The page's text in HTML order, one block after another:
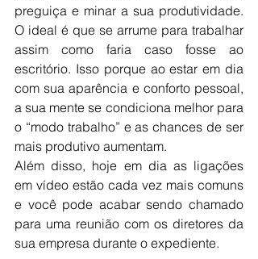
preguiça e minar a sua produtividade.
O ideal é que se arrume para trabalhar
assim como faria caso fosse ao
escritório. Isso porque ao estar em dia
com sua aparência e conforto pessoal,
a sua mente se condiciona melhor para
o “modo trabalho” e as chances de ser
mais produtivo aumentam.
Além disso, hoje em dia as ligações
em vídeo estão cada vez mais comuns
e você pode acabar sendo chamado
para uma reunião com os diretores da
sua empresa durante o expediente.